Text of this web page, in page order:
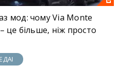
мод: чому Via Monte
це більше, ніж просто